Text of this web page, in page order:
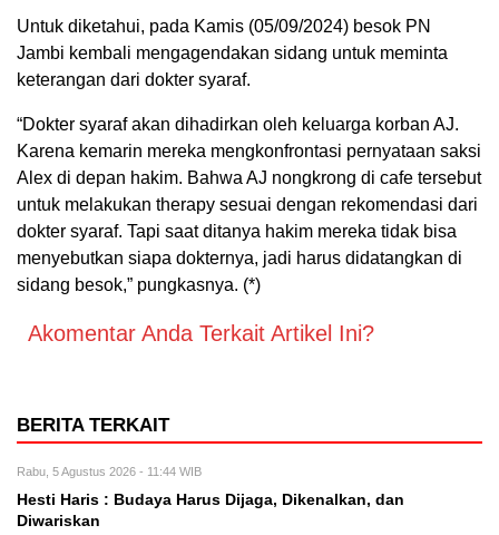
Untuk diketahui, pada Kamis (05/09/2024) besok PN
Jambi kembali mengagendakan sidang untuk meminta
keterangan dari dokter syaraf.
“Dokter syaraf akan dihadirkan oleh keluarga korban AJ.
Karena kemarin mereka mengkonfrontasi pernyataan saksi
Alex di depan hakim. Bahwa AJ nongkrong di cafe tersebut
untuk melakukan therapy sesuai dengan rekomendasi dari
dokter syaraf. Tapi saat ditanya hakim mereka tidak bisa
menyebutkan siapa dokternya, jadi harus didatangkan di
sidang besok,” pungkasnya. (*)
Akomentar Anda Terkait Artikel Ini?
BERITA TERKAIT
Rabu, 5 Agustus 2026 - 11:44 WIB
Hesti Haris : Budaya Harus Dijaga, Dikenalkan, dan
Diwariskan